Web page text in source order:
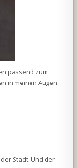
passend zum
in meinen Augen.
Stadt. Und der